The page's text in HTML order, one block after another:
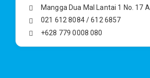
Mangga Dua Mal Lantai 1 No. 17 A
021 612 8084 / 612 6857
+628 779 0008 080